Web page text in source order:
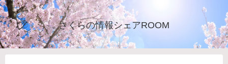
さくらの情報シェアROOM